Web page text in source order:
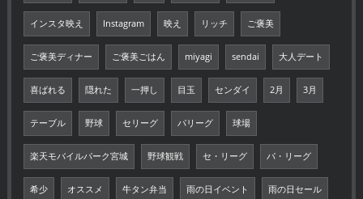
インスタ映え Instagram 映え リッチ ご褒美
ご褒美ディナー ご褒美ごはん miyagi sendai 大人デート
喜ばれる 隠れた 一押し 目玉 センダイ 2月 3月
テーブル 野球 セリーグ パリーグ 球場
楽天モバイルパーク宮城 野球観戦 セ・リーグ パ・リーグ
希少 オススメ 牛タン弁当 雨の日イベント 雨の日セール